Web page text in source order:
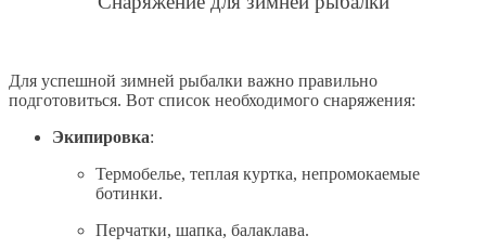
Для успешной зимней рыбалки важно правильно
подготовиться. Вот список необходимого снаряжения:
Экипировка:
Термобелье, теплая куртка, непромокаемые
ботинки.
Перчатки, шапка, балаклава.